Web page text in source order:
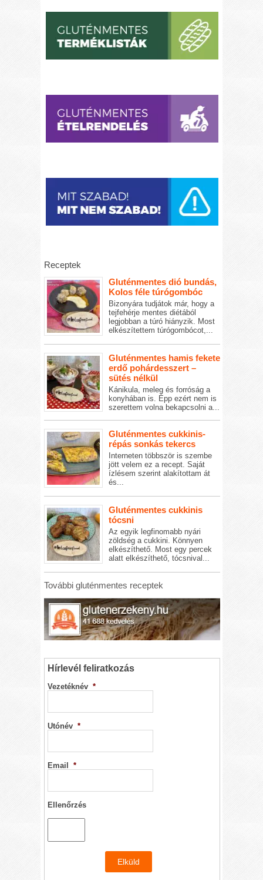
Receptek
Gluténmentes dió bundás,
Kolos féle túrógombóc
Bizonyára tudjátok már, hogy a
tejfehérje mentes diétából
legjobban a túró hiányzik. Most
elkészítettem túrógombócot,...
Gluténmentes hamis fekete
erdő pohárdesszert –
sütés nélkül
Kánikula, meleg és forróság a
konyhában is. Épp ezért nem is
szerettem volna bekapcsolni a...
Gluténmentes cukkinis-
répás sonkás tekercs
Interneten többször is szembe
jött velem ez a recept. Saját
ízlésem szerint alakítottam át
és...
Gluténmentes cukkinis
tócsni
Az egyik legfinomabb nyári
zöldség a cukkini. Könnyen
elkészíthető. Most egy percek
alatt elkészíthető, tócsnival...
További gluténmentes receptek
Hírlevél feliratkozás
Vezetéknév *
Utónév *
Email *
Ellenőrzés